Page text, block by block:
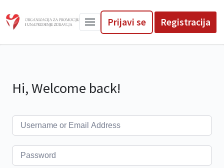
Prijavi se Registracija
Hi, Welcome back!